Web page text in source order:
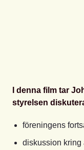
I denna film tar
styrelsen
föreningens
diskussion kring